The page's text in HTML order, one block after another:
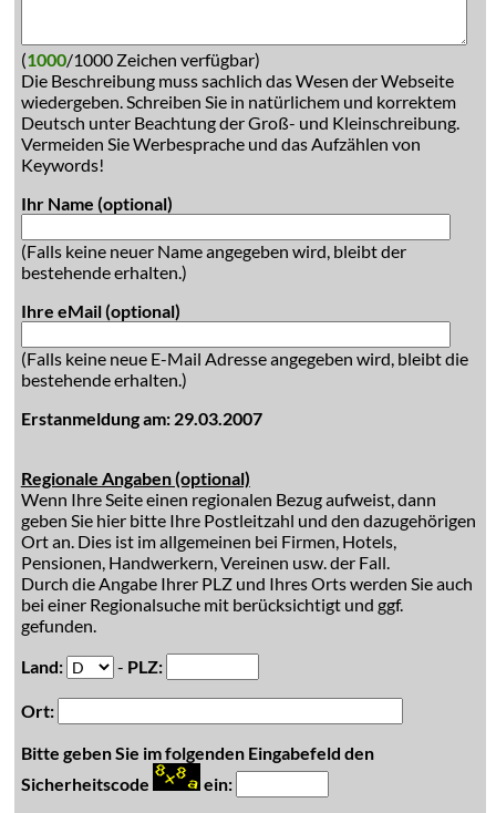
(1000/1000 Zeichen verfügbar)
Die Beschreibung muss sachlich das Wesen der Webseite
wiedergeben. Schreiben Sie in natürlichem und korrektem
Deutsch unter Beachtung der Groß- und Kleinschreibung.
Vermeiden Sie Werbesprache und das Aufzählen von
Keywords!
Ihr Name (optional)
(Falls keine neuer Name angegeben wird, bleibt der
bestehende erhalten.)
Ihre eMail (optional)
(Falls keine neue E-Mail Adresse angegeben wird, bleibt die
bestehende erhalten.)
Erstanmeldung am: 29.03.2007
Regionale Angaben (optional)
Wenn Ihre Seite einen regionalen Bezug aufweist, dann
geben Sie hier bitte Ihre Postleitzahl und den dazugehörigen
Ort an. Dies ist im allgemeinen bei Firmen, Hotels,
Pensionen, Handwerkern, Vereinen usw. der Fall.
Durch die Angabe Ihrer PLZ und Ihres Orts werden Sie auch
bei einer Regionalsuche mit berücksichtigt und ggf.
gefunden.
Land:
- PLZ:
Ort:
Bitte geben Sie im folgenden Eingabefeld den
Sicherheitscode
ein: